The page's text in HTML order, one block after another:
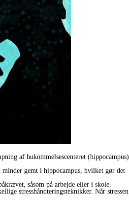
af hukommelsescenteret (hippocampus),
​​minder gemt i hippocampus, hvilket gør det
såsom på arbejde eller i skole.
stresshåndteringsteknikker. Når stressen